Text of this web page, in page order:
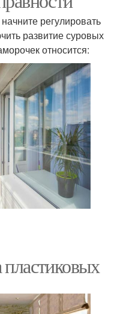
регулировать
развитие суровых
относится: